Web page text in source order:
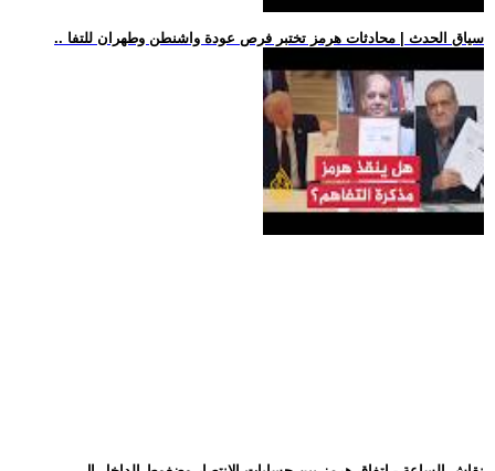
.. سياق الحدث | محادثات هرمز تختبر فرص عودة واشنطن وطهران للتفا